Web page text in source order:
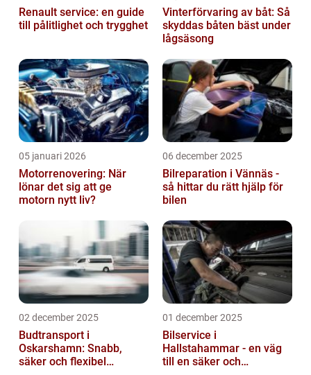
Renault service: en guide
till pålitlighet och trygghet
Vinterförvaring av båt: Så
skyddas båten bäst under
lågsäsong
05 januari 2026
Motorrenovering: När
lönar det sig att ge
motorn nytt liv?
06 december 2025
Bilreparation i Vännäs -
så hittar du rätt hjälp för
bilen
02 december 2025
Budtransport i
Oskarshamn: Snabb,
säker och flexibel
01 december 2025
Bilservice i
Hallstahammar - en väg
till en säker och